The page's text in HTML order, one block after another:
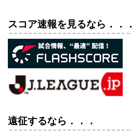
スコア速報を見るなら．．．
遠征するなら．．．